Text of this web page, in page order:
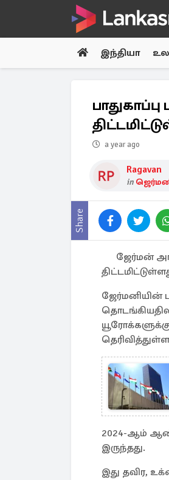
இந்தியா
a year ago
Ragavan
in
Share
ஜேர்மன்
ஜேர்மனியின்
2024-ஆம்
இருந்தது.
இது தவிர,